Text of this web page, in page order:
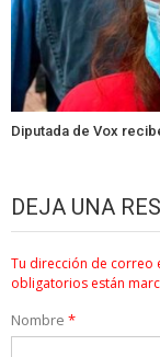
Diputada de Vox
DEJA UNA
Tu dirección de correo
obligatorios están
Nombre *